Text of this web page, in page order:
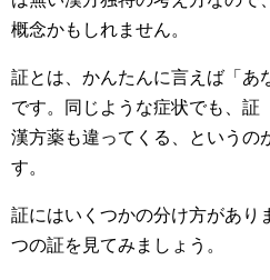
概念かもしれません。
証とは、かんたんに言えば「あ
です。同じような症状でも、証
漢方薬も違ってくる、というの
す。
証にはいくつかの分け方があり
つの証を見てみましょう。